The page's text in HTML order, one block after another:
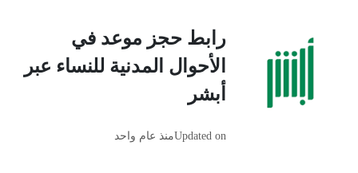
رابط حجز موعد في
الأحوال المدنية للنساء عبر
أبشر
Updated onمنذ عام واحد